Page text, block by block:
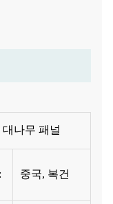
나무 패널
중국, 복건